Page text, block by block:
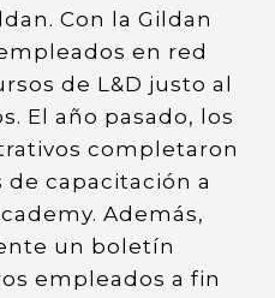
Con la Gildan
en red
de L&D justo al
El año pasado, los
completaron
de capacitación a
Además,
un boletín
empleados a fin